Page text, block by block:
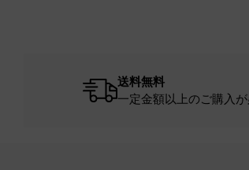
送料無料
一定金額以上のご購入